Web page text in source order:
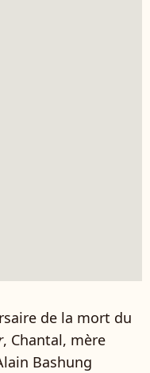
de la mort du
, Chantal, mère
Bashung